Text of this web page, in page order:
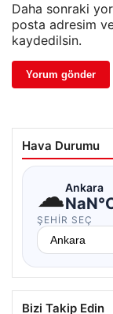
Daha sonraki
posta adresim
kaydedilsin.
Hava Durumu
☁Ankara
ŞEHIR SEÇ
Bizi Takip Edin